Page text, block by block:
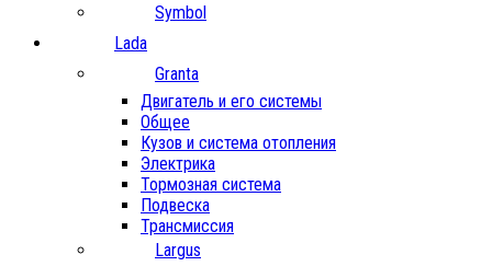
Symbol
Lada
Granta
Двигатель и его системы
Общее
Кузов и система отопления
Электрика
Тормозная система
Подвеска
Трансмиссия
Largus